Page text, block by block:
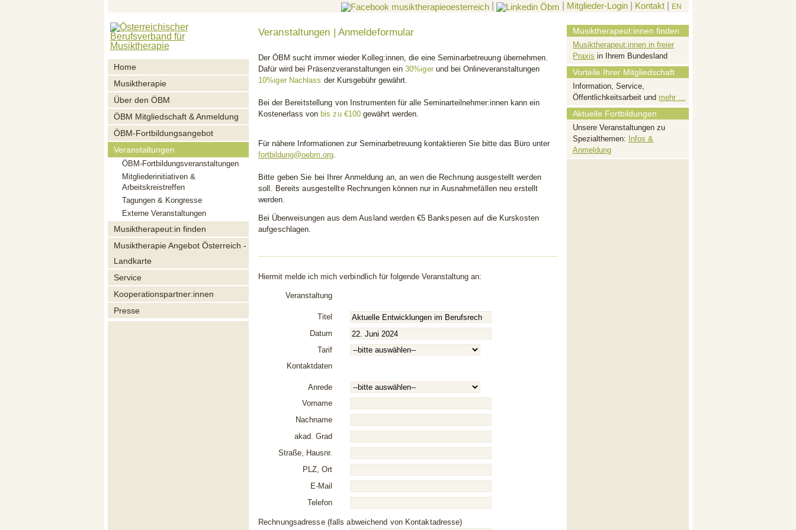
| Mitglieder-Login| Kontakt| EN
Home
Musiktherapie
Über den ÖBM
ÖBM Mitgliedschaft & Anmeldung
ÖBM-Fortbildungsangebot
Veranstaltungen
ÖBM-Fortbildungsveranstaltungen
Mitgliederinitiativen &
Arbeitskreistreffen
Tagungen & Kongresse
Externe Veranstaltungen
Musiktherapeut:in finden
Musiktherapie Angebot Österreich -
Landkarte
Service
Kooperationspartner:innen
Presse
Veranstaltungen | Anmeldeformular
Der ÖBM sucht immer wieder Kolleg:innen, die eineSeminarbetreuungübernehmen.
Dafür wird bei Präsenzveranstaltungen ein30%iger und bei Onlineveranstaltungen
10%iger Nachlass der Kursgebühr gewährt.
Bei der Bereitstellung von Instrumenten für alle Seminarteilnehmer:innen kann ein
Kostenerlass von bis zu €100gewährt werden.
Für nähere Informationen zur Seminarbetreuung kontaktieren Sie bitte das Büro unter
fortbildung@oebm.org.
Bitte geben Sie bei Ihrer Anmeldung an, an wen die Rechnung ausgestellt werden
soll. Bereits ausgestellte Rechnungen können nur in Ausnahmefällen neu erstellt
werden.
Bei Überweisungen aus dem Ausland werden €5 Bankspesen auf die Kurskosten
aufgeschlagen.
Hiermit melde ich michverbindlich für folgende Veranstaltung an:
Veranstaltung
Titel
Datum
Tarif
Kontaktdaten
Anrede
Vorname
Nachname
akad. Grad
Straße, Hausnr.
PLZ, Ort
E-Mail
Telefon
Rechnungsadresse (falls abweichend von Kontaktadresse)
Musiktherapeut:innen finden
Musiktherapeut:innen in freier
Praxis in Ihrem Bundesland
Vorteile Ihrer Mitgliedschaft
Information, Service,
Öffentlichkeitsarbeit und mehr ...
Aktuelle Fortbildungen
Unsere Veranstaltungen zu
Spezialthemen:
Infos &
Anmeldung